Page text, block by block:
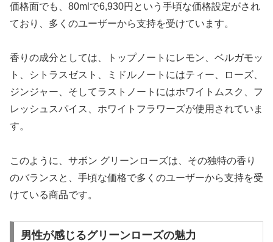
価格面でも、80mlで6,930円という手頃な価格設定がされ
ており、多くのユーザーから支持を受けています。
香りの成分としては、トップノートにレモン、ベルガモッ
ト、シトラスゼスト、ミドルノートにはティー、ローズ、
ジンジャー、そしてラストノートにはホワイトムスク、フ
レッシュスパイス、ホワイトフラワーズが使用されていま
す。
このように、サボン グリーンローズは、その独特の香り
のバランスと、手頃な価格で多くのユーザーから支持を受
けている商品です。
男性が感じるグリーンローズの魅力